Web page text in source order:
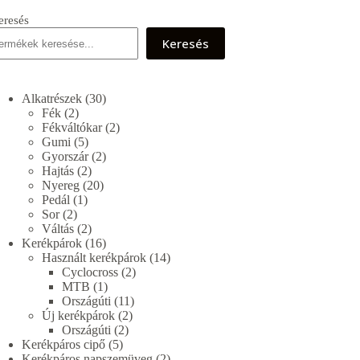
Keresés
Alkatrészek 3030
Fék 22
termék
Fékváltókar 22
Gumi 55
termék
Gyorszár 22
Hajtás 22
termék
Nyereg 2020
Pedál 11
Sor 22
termék
Váltás 22
termék
Kerékpárok 1616
termék
Használt kerékpárok 1414
Cyclocross 22
MTB 11
termék
Országúti 1111
termék
Új kerékpárok 22
termék
Országúti 22
Kerékpáros cipő 55